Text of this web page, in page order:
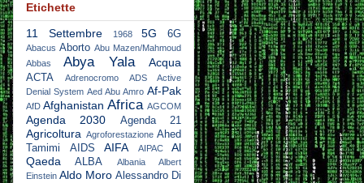
Etichette
11 Settembre
1968 5G 6G
Abacus Aborto Abu Mazen/Mahmoud
Abbas
Abya Yala Acqua
ACTA Adrenocromo
ADS Active
Denial System Aed Abu Amro Af-Pak
AfD Afghanistan Africa AGCOM
Agenda 2030 Agenda 21
Agricoltura Agroforestazione Ahed
Tamimi
AIDS AIFA AIPAC
Al
Qaeda
ALBA Albania
Albert
Einstein Aldo Moro Alessandro Di